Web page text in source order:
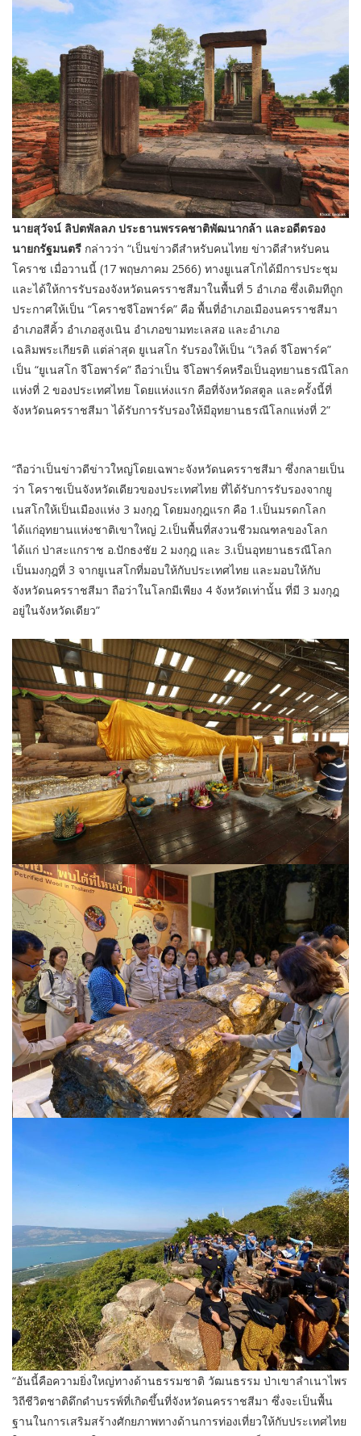
นายสุวัจน์ ลิปตพัลลภ ประธานพรรคชาติพัฒนากล้า และอดีตรอง
นายกรัฐมนตรี กล่าวว่า “เป็นข่าวดีสำหรับคนไทย ข่าวดีสำหรับคน
โคราช เมื่อวานนี้ (17 พฤษภาคม 2566) ทางยูเนสโกได้มีการประชุม
และได้ให้การรับรองจังหวัดนครราชสีมาในพื้นที่ 5 อำเภอ ซึ่งเดิมทีถูก
ประกาศให้เป็น “โคราชจีโอพาร์ค” คือ พื้นที่อำเภอเมืองนครราชสีมา
อำเภอสีคิ้ว อำเภอสูงเนิน อำเภอขามทะเลสอ และอำเภอ
เฉลิมพระเกียรติ แต่ล่าสุด ยูเนสโก รับรองให้เป็น “เวิลด์ จีโอพาร์ค”
เป็น “ยูเนสโก จีโอพาร์ค” ถือว่าเป็น จีโอพาร์คหรือเป็นอุทยานธรณีโลก
แห่งที่ 2 ของประเทศไทย โดยแห่งแรก คือที่จังหวัดสตูล และครั้งนี้ที่
จังหวัดนครราชสีมา ได้รับการรับรองให้มีอุทยานธรณีโลกแห่งที่ 2”
“ถือว่าเป็นข่าวดีข่าวใหญ่โดยเฉพาะจังหวัดนครราชสีมา ซึ่งกลายเป็น
ว่า โคราชเป็นจังหวัดเดียวของประเทศไทย ที่ได้รับการรับรองจากยู
เนสโกให้เป็นเมืองแห่ง 3 มงกุฎ โดยมงกุฎแรก คือ 1.เป็นมรดกโลก
ได้แก่อุทยานแห่งชาติเขาใหญ่ 2.เป็นพื้นที่สงวนชีวมณฑลของโลก
ได้แก่ ป่าสะแกราช อ.ปักธงชัย 2 มงกุฎ และ 3.เป็นอุทยานธรณีโลก
เป็นมงกุฎที่ 3 จากยูเนสโกที่มอบให้กับประเทศไทย และมอบให้กับ
จังหวัดนครราชสีมา ถือว่าในโลกมีเพียง 4 จังหวัดเท่านั้น ที่มี 3 มงกุฎ
อยู่ในจังหวัดเดียว”
“อันนี้คือความยิ่งใหญ่ทางด้านธรรมชาติ วัฒนธรรม ป่าเขาลำเนาไพร
วิถีชีวิตชาติดึกดำบรรพ์ที่เกิดขึ้นที่จังหวัดนครราชสีมา ซึ่งจะเป็นพื้น
ฐานในการเสริมสร้างศักยภาพทางด้านการท่องเที่ยวให้กับประเทศไทย